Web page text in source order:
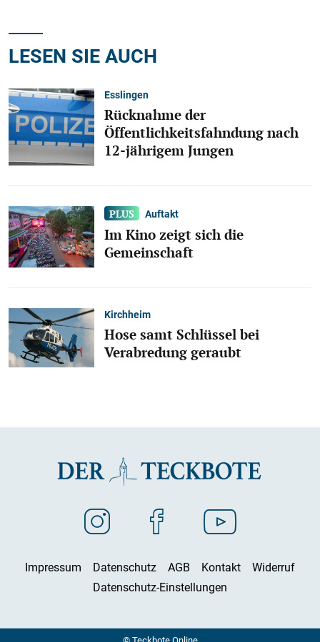
LESEN SIE AUCH
Esslingen
Rücknahme der
Öffentlichkeitsfahndung nach
12-jährigem Jungen
Auftakt
Im Kino zeigt sich die
Gemeinschaft
Kirchheim
Hose samt Schlüssel bei
Verabredung geraubt
Impressum Datenschutz AGB Kontakt
Widerruf
Datenschutz-Einstellungen